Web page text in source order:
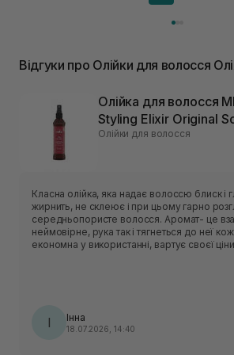
Відгуки про Олійки для волосся
Олійка для волосся
Styling Elixir Original
Олійки для волосся
Класна олійка, яка надає волоссю блиск і
жирнить, не склеює і при цьому гарно
середньопористе волосся. Аромат- це
неймовірне, рука так і тягнеться до неї
економна у використанні, вартує своєї
І Інна
18.07.2026, 14:40